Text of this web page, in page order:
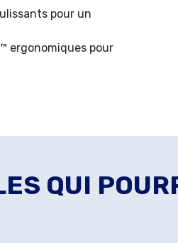
pour un
ergonomiques pour
QUI